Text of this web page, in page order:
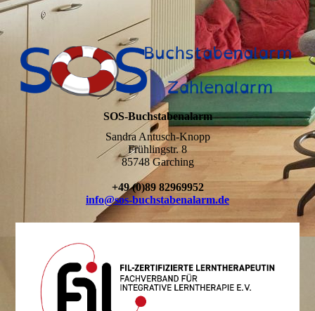
SOS-Buchstabenalarm
Sandra Antusch-Knopp
Frühlingstr. 8
85748 Garching
+49 (0)89 82969952
info@sos-buchstabenalarm.de